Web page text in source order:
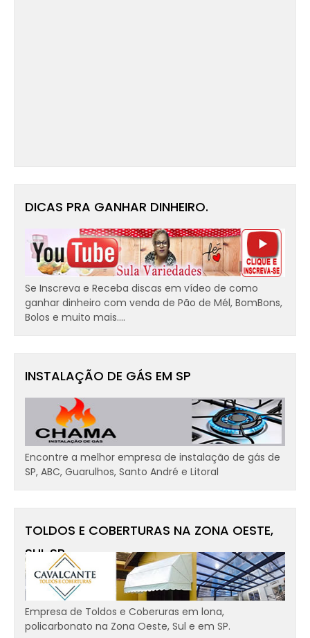
DICAS PRA GANHAR DINHEIRO.
Se Inscreva e Receba discas em vídeo de como
ganhar dinheiro com venda de Pão de Mél, BomBons,
Bolos e muito mais....
INSTALAÇÃO DE GÁS EM SP
Encontre a melhor empresa de instalação de gás de
SP, ABC, Guarulhos, Santo André e Litoral
TOLDOS E COBERTURAS NA ZONA OESTE,
SUL SP
Empresa de Toldos e Coberuras em lona,
policarbonato na Zona Oeste, Sul e em SP.